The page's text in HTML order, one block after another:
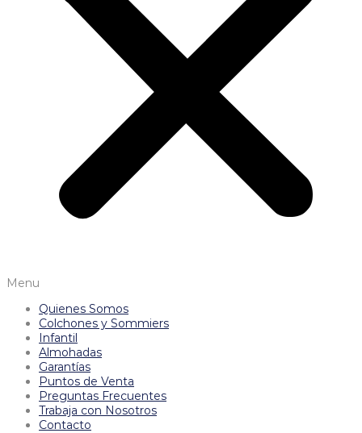
Menu
Quienes Somos
Colchones y Sommiers
Infantil
Almohadas
Garantías
Puntos de Venta
Preguntas Frecuentes
Trabaja con Nosotros
Contacto